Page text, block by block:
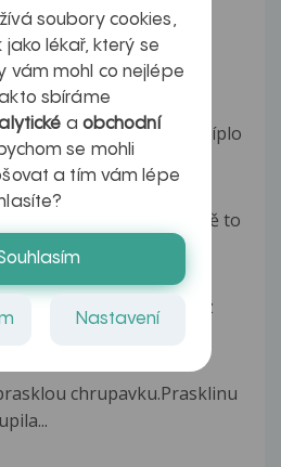
vazu? Dobrý den,
do...
si dnes na hřišti skříplo
zeptat a docela dost mě to
mela bych k vam dotaz
S8270...
chrupavku.Prasklinu
soubory cookies,
lékař, který se
vám mohl co nejlépe
sbíráme
a obchodní
se mohli
a tím vám lépe
Nastavení